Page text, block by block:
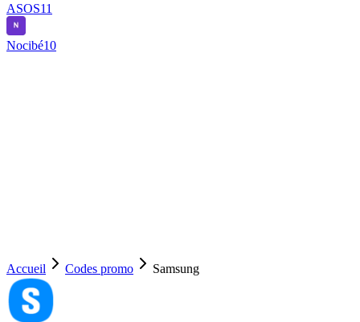
ASOS11
Nocibé10
Accueil Codes promo Samsung